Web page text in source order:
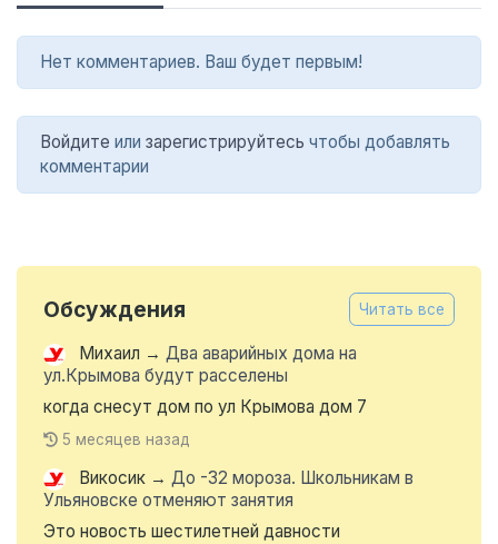
Нет комментариев. Ваш будет первым!
Войдите или зарегистрируйтесь чтобы добавлять
комментарии
Обсуждения Читать все
Михаил → Два аварийных дома на
ул.Крымова будут расселены
когда снесут дом по ул Крымова дом 7
5 месяцев назад
Викосик → До -32 мороза. Школьникам в
Ульяновске отменяют занятия
Это новость шестилетней давности